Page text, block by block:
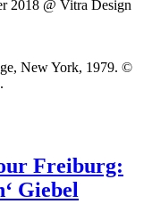
2018 @ Vitra Design
New York, 1979. ©
Freiburg:
Giebel